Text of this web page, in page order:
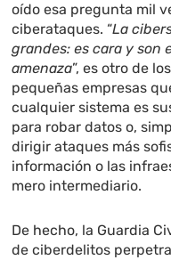
oído esa pregunta mil
ciberataques. “La
grandes: es cara y son
amenaza”, es otro de
pequeñas empresas
cualquier sistema es
para robar datos o,
dirigir ataques más
información o las
mero intermediario.
De hecho, la Guardia
de ciberdelitos